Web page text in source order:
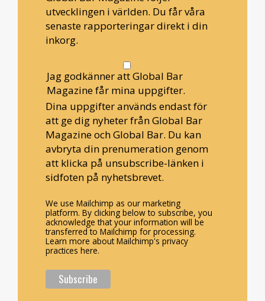
utvecklingen i världen. Du får våra
senaste rapporteringar direkt i din
inkorg.
Jag godkänner att Global Bar
Magazine får mina uppgifter.
Dina uppgifter används endast för
att ge dig nyheter från Global Bar
Magazine och Global Bar. Du kan
avbryta din prenumeration genom
att klicka på unsubscribe-länken i
sidfoten på nyhetsbrevet.
We use Mailchimp as our marketing
platform. By clicking below to subscribe, you
acknowledge that your information will be
transferred to Mailchimp for processing.
Learn more about Mailchimp's privacy
practices here.